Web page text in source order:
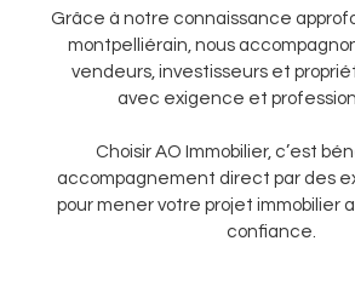
Grâce à notre connaissance
montpelliérain, nous
vendeurs, investisseurs et
avec exigence et
Choisir AO Immobilier, c’est
accompagnement direct par des
pour mener votre projet immobilier
confiance.